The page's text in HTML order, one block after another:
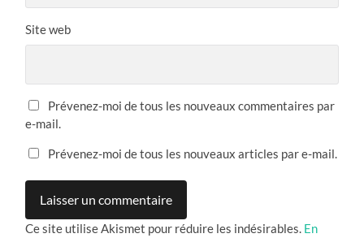
Site web
Prévenez-moi de tous les nouveaux commentaires par
e-mail.
Prévenez-moi de tous les nouveaux articles par e-mail.
Ce site utilise Akismet pour réduire les indésirables. En